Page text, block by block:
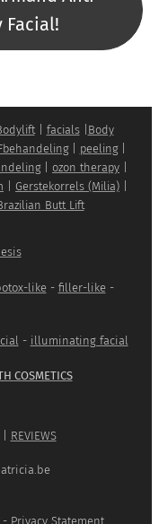
Facial!
| facials| Body
| peeling|
| ozon therapy
Gerstekorrels (Milia)
Butt Lift
like- filler-like-
- illuminating facial
COSMETICS
REVIEWS
- Privacy Statement